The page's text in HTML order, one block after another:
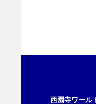
西園寺ワール